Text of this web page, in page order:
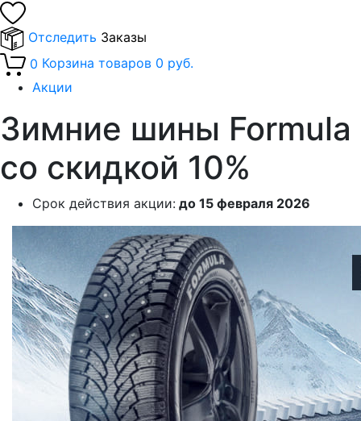
Отследить Заказы
0 Корзина товаров 0 руб.
Акции
Зимние шины Formula
со скидкой 10%
Срок действия акции: до 15 февраля 2026